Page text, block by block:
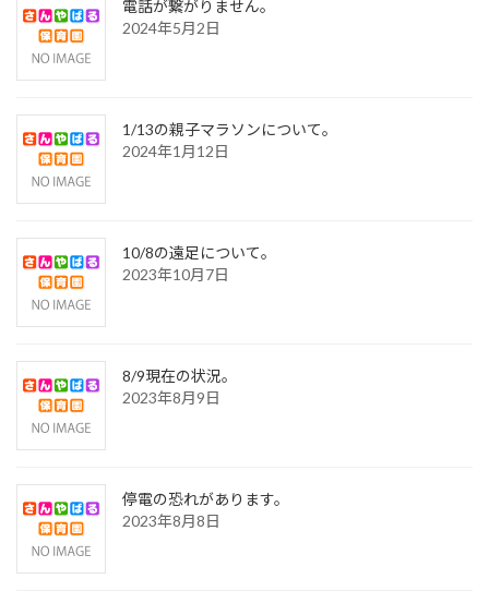
電話が繋がりません。
2024年5月2日
1/13の親子マラソンについて。
2024年1月12日
10/8の遠足について。
2023年10月7日
8/9現在の状況。
2023年8月9日
停電の恐れがあります。
2023年8月8日